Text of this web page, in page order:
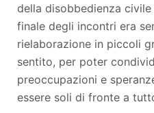
della disobbedienza
finale degli incontri era
rielaborazione in piccoli
sentito, per poter
preoccupazioni e
essere soli di fronte a